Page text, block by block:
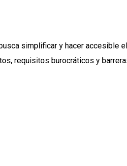
simplificar y hacer accesible el
requisitos burocráticos y